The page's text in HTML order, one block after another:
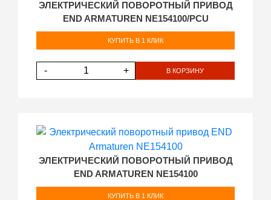
ЭЛЕКТРИЧЕСКИЙ ПОВОРОТНЫЙ ПРИВОД
END ARMATUREN NE154100/PCU
КУПИТЬ В 1 КЛИК
- + В КОРЗИНУ
ЭЛЕКТРИЧЕСКИЙ ПОВОРОТНЫЙ ПРИВОД
END ARMATUREN NE154100
КУПИТЬ В 1 КЛИК